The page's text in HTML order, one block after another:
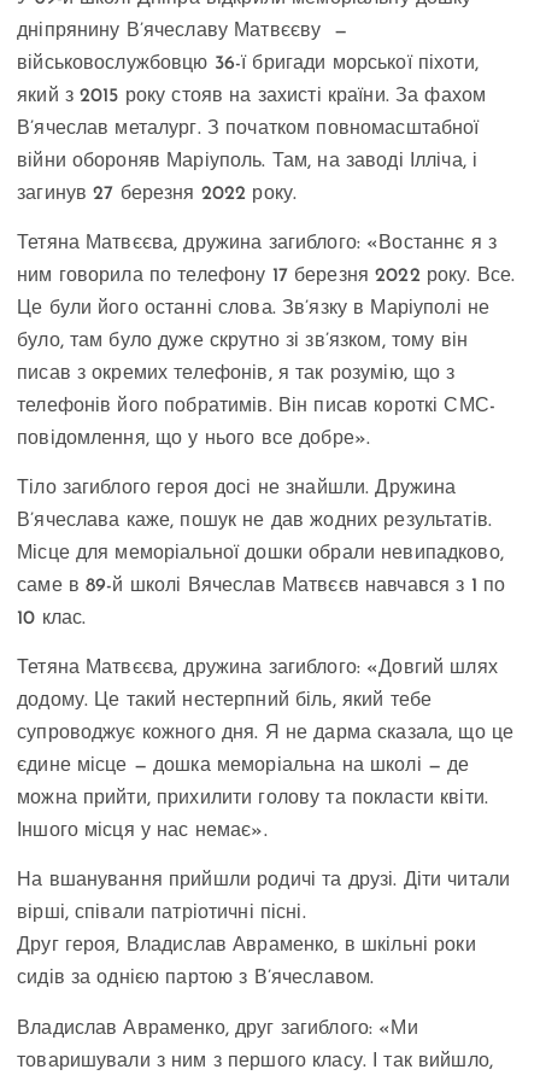
дніпрянину В’ячеславу Матвєєву —
військовослужбовцю 36-ї бригади морської піхоти,
який з 2015 року стояв на захисті країни. За фахом
В’ячеслав металург. З початком повномасштабної
війни обороняв Маріуполь. Там, на заводі Ілліча, і
загинув 27 березня 2022 року.
Тетяна Матвєєва, дружина загиблого: «Востаннє я з
ним говорила по телефону 17 березня 2022 року. Все.
Це були його останні слова. Зв’язку в Маріуполі не
було, там було дуже скрутно зі зв’язком, тому він
писав з окремих телефонів, я так розумію, що з
телефонів його побратимів. Він писав короткі СМС-
повідомлення, що у нього все добре».
Тіло загиблого героя досі не знайшли. Дружина
В’ячеслава каже, пошук не дав жодних результатів.
Місце для меморіальної дошки обрали невипадково,
саме в 89-й школі Вячеслав Матвєєв навчався з 1 по
10 клас.
Тетяна Матвєєва, дружина загиблого: «Довгий шлях
додому. Це такий нестерпний біль, який тебе
супроводжує кожного дня. Я не дарма сказала, що це
єдине місце — дошка меморіальна на школі — де
можна прийти, прихилити голову та покласти квіти.
Іншого місця у нас немає».
На вшанування прийшли родичі та друзі. Діти читали
вірші, співали патріотичні пісні.
Друг героя, Владислав Авраменко, в шкільні роки
сидів за однією партою з В’ячеславом.
Владислав Авраменко, друг загиблого: «Ми
товаришували з ним з першого класу. І так вийшло,